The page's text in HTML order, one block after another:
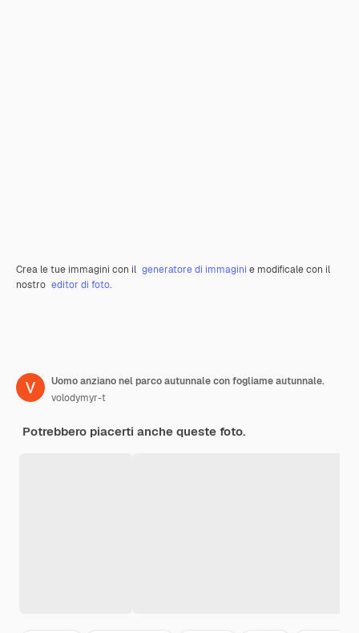
Crea le tue immagini con il generatore di immagini e modificale con il
nostro editor di foto.
Uomo anziano nel parco autunnale con fogliame autunnale.
volodymyr-t
Potrebbero piacerti anche queste foto.